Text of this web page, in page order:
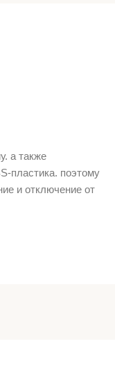
а также
пластика. поэтому
и отключение от